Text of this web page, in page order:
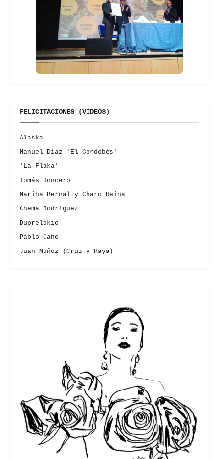
FELICITACIONES (VÍDEOS)
Alaska
Manuel Díaz 'El Cordobés'
'La Flaka'
Tomás Roncero
Marina Bernal y Charo Reina
Chema Rodríguez
Duprelokio
Pablo Cano
Juan Muñoz (Cruz y Raya)